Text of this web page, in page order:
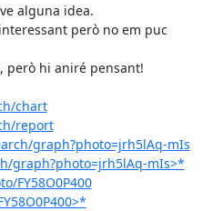
alguna idea.
però no em puc
però hi aniré pensant!
chart
report
graph?photo=jrh5lAq-mIs
graph?photo=jrh5lAq-mIs>*
FY58O0P400